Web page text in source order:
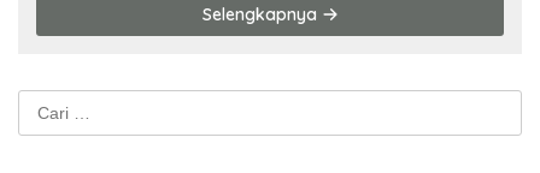
Selengkapnya
Cari
untuk: